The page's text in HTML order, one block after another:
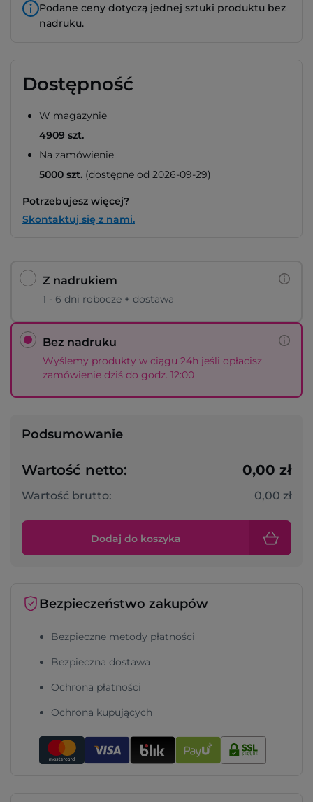
Podane ceny dotyczą jednej sztuki produktu bez
nadruku.
Dostępność
W magazynie
4909 szt.
Na zamówienie
5000 szt. (dostępne od 2026-09-29)
Potrzebujesz więcej?
Skontaktuj się z nami.
Z nadrukiem
1 - 6 dni robocze + dostawa
Bez nadruku
Wyślemy produkty w ciągu 24h jeśli opłacisz
zamówienie dziś do godz. 12:00
Podsumowanie
Wartość netto: 0,00 zł
Wartość brutto: 0,00 zł
Dodaj do koszyka
Bezpieczeństwo zakupów
Bezpieczne metody płatności
Bezpieczna dostawa
Ochrona płatności
Ochrona kupujących